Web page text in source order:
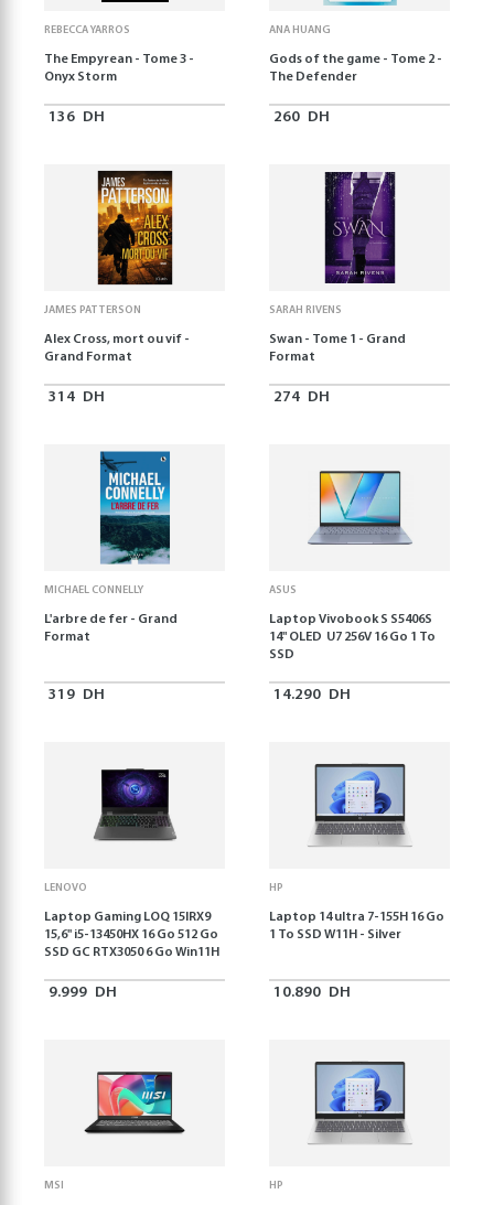
REBECCA YARROS
The Empyrean - Tome 3 -
Onyx Storm
136 DH
ANA HUANG
Gods of the game - Tome 2 -
The Defender
260 DH
JAMES PATTERSON
Alex Cross, mort ou vif -
Grand Format
314 DH
SARAH RIVENS
Swan - Tome 1 - Grand
Format
274 DH
MICHAEL CONNELLY
L'arbre de fer - Grand
Format
319 DH
ASUS
Laptop Vivobook S S5406S
14" OLED U7 256V 16 Go 1 To
SSD
14.290 DH
LENOVO
Laptop Gaming LOQ 15IRX9
15,6'' i5-13450HX 16 Go 512 Go
SSD GC RTX3050 6 Go Win11H
9.999 DH
HP
Laptop 14 ultra 7-155H 16 Go
1 To SSD W11H - Silver
10.890 DH
MSI HP